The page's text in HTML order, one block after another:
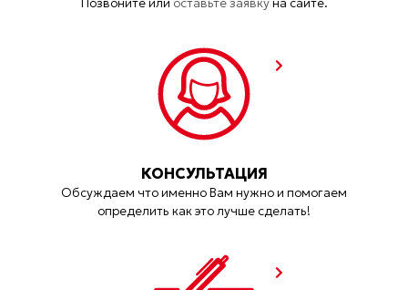
Позвоните или оставьте заявкуна сайте.
КОНСУЛЬТАЦИЯ
Обсуждаем что именно Вам нужно и помогаем
определить как это лучше сделать!